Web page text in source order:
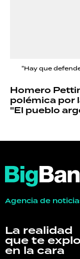
"Hay que
Homero
polémica por
"El pueblo
Agencia de
La realidad
que te
en la cara